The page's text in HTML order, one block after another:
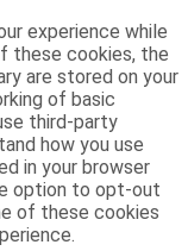
experience while
these cookies, the
are stored on your
of basic
third-party
how you use
in your browser
option to opt-out
of these cookies